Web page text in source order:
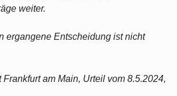
weiter.
ergangene Entscheidung ist nicht
am Main, Urteil vom 8.5.2024,